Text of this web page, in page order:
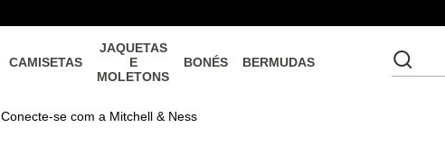
CAMISETAS
JAQUETAS
E
MOLETONS
BONÉS BERMUDAS
Conecte-se com a Mitchell & Ness